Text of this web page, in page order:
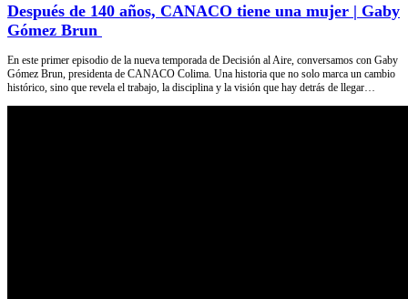
Después de 140 años, CANACO tiene una mujer | Gaby
Gómez Brun
En este primer episodio de la nueva temporada de Decisión al Aire, conversamos con Gaby
Gómez Brun, presidenta de CANACO Colima. Una historia que no solo marca un cambio
histórico, sino que revela el trabajo, la disciplina y la visión que hay detrás de llegar…